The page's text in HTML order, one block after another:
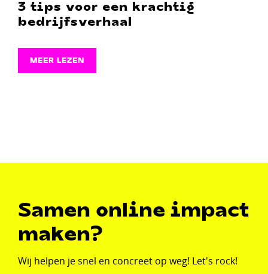
3 tips voor een krachtig
bedrijfsverhaal
MEER LEZEN
Samen online impact
maken?
Wij helpen je snel en concreet op weg! Let's rock!